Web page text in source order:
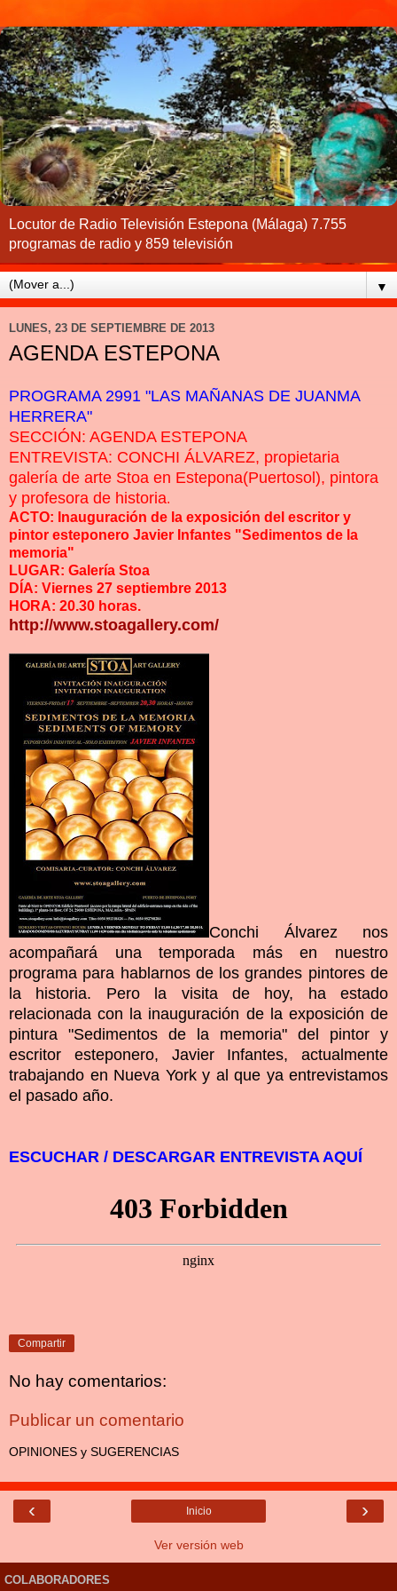
Locutor de Radio Televisión Estepona (Málaga) 7.755
programas de radio y 859 televisión
▼
LUNES, 23 DE SEPTIEMBRE DE 2013
AGENDA ESTEPONA
PROGRAMA 2991 "LAS MAÑANAS DE JUANMA
HERRERA"
SECCIÓN: AGENDA ESTEPONA
ENTREVISTA: CONCHI ÁLVAREZ, propietaria
galería de arte Stoa en Estepona(Puertosol), pintora
y profesora de historia.
ACTO: Inauguración de la exposición del escritor y
pintor esteponero Javier Infantes "Sedimentos de la
memoria"
LUGAR: Galería Stoa
DÍA: Viernes 27 septiembre 2013
HORA: 20.30 horas.
http://www.stoagallery.com/
Conchi Álvarez nos
acompañará una temporada más en nuestro
programa para hablarnos de los grandes pintores de
la historia. Pero la visita de hoy, ha estado
relacionada con la inauguración de la exposición de
pintura "Sedimentos de la memoria" del pintor y
escritor esteponero, Javier Infantes, actualmente
trabajando en Nueva York y al que ya entrevistamos
el pasado año.
ESCUCHAR / DESCARGAR ENTREVISTA AQUÍ
Compartir
No hay comentarios:
Publicar un comentario
OPINIONES y SUGERENCIAS
‹ ›
Inicio
Ver versión web
COLABORADORES